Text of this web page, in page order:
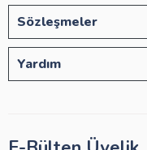
Sözleşmeler
Yardım